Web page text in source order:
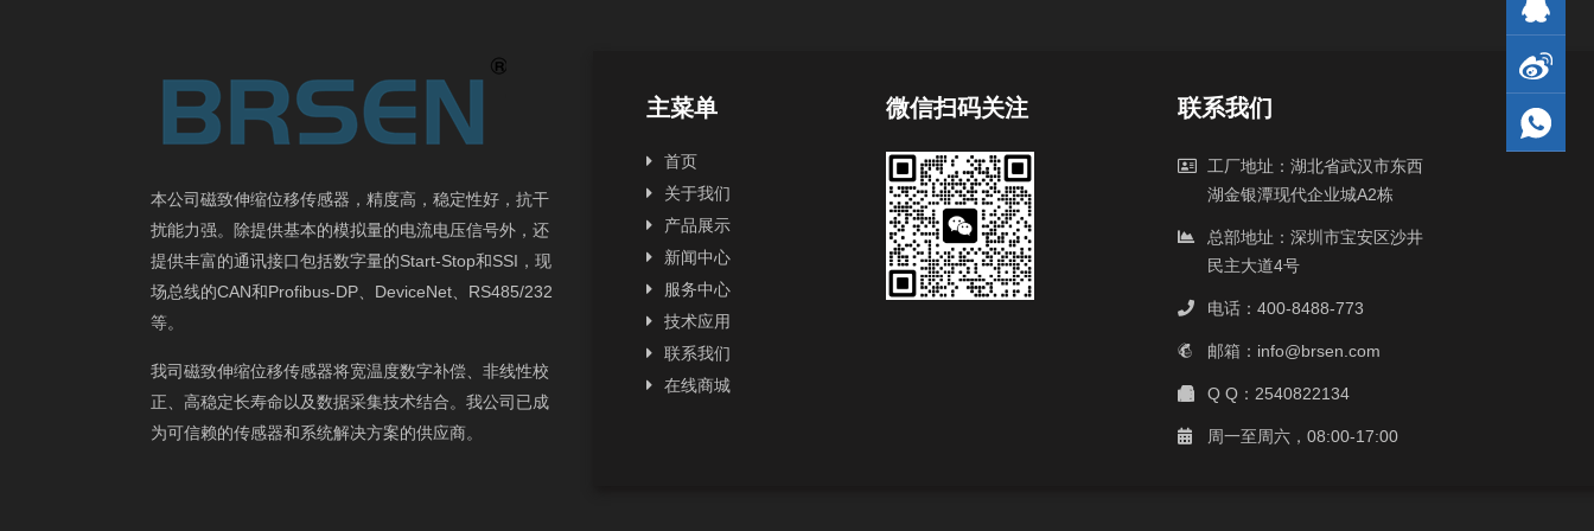
本公司磁致伸缩位移传感器，精度高，稳定性好，抗干
扰能力强。除提供基本的模拟量的电流电压信号外，还
提供丰富的通讯接口包括数字量的Start-Stop和SSI，现
场总线的CAN和Profibus-DP、DeviceNet、RS485/232
等。
我司磁致伸缩位移传感器将宽温度数字补偿、非线性校
正、高稳定长寿命以及数据采集技术结合。我公司已成
为可信赖的传感器和系统解决方案的供应商。
主菜单
首页
关于我们
产品展示
新闻中心
服务中心
技术应用
联系我们
在线商城
微信扫码关注 联系我们
工厂地址：湖北省武汉市东西
湖金银潭现代企业城A2栋
总部地址：深圳市宝安区沙井
民主大道4号
电话：400-8488-773
邮箱：info@brsen.com
Q Q：2540822134
周一至周六，08:00-17:00